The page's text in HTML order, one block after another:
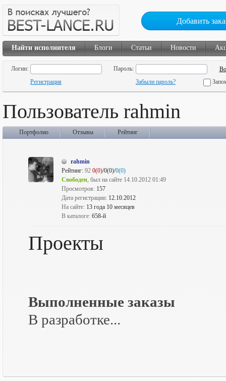
Добавить
Найти исполнителя Блоги Статьи Новости
Логин:
Пароль:
Регистрация
Забыли пароль?
Пользователь rahmin
Портфолио Отзывы Рейтинг
rahmin
Рейтинг: 92 0(0)/0(0)/0(0)
Свободен, был на сайте 14.10.2012 01:49
Просмотров: 157
Дата регистрации: 12.10.2012
На сайте: 13 года 10 месяцев
В каталоге: 658-й
Проекты
Выполненные заказы
В разработке...